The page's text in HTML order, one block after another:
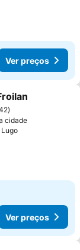
Ver preços
favoritos
cidade
Ver preços
Ver preços